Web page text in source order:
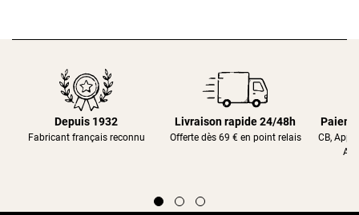
Depuis 1932
Fabricant français reconnu
Livraison rapide 24/48h
Offerte dès 69 € en point relais
CB,